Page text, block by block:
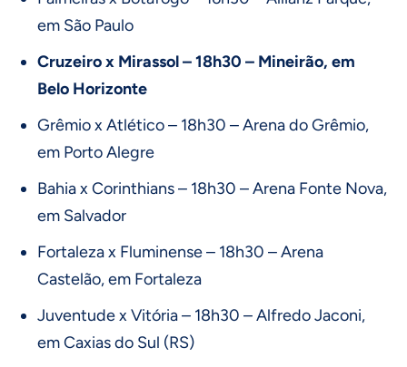
em São Paulo
Cruzeiro x Mirassol – 18h30 – Mineirão, em
Belo Horizonte
Grêmio x Atlético – 18h30 – Arena do Grêmio,
em Porto Alegre
Bahia x Corinthians – 18h30 – Arena Fonte Nova,
em Salvador
Fortaleza x Fluminense – 18h30 – Arena
Castelão, em Fortaleza
Juventude x Vitória – 18h30 – Alfredo Jaconi,
em Caxias do Sul (RS)